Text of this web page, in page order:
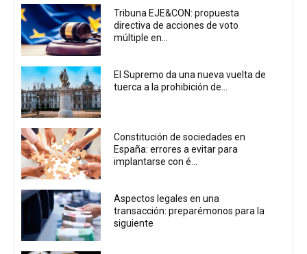
Tribuna EJE&CON: propuesta
directiva de acciones de voto
múltiple en...
El Supremo da una nueva vuelta de
tuerca a la prohibición de...
Constitución de sociedades en
España: errores a evitar para
implantarse con é...
Aspectos legales en una
transacción: preparémonos para la
siguiente